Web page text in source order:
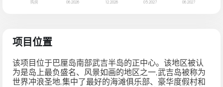
项目位置
该项目位于巴厘岛南部武吉半岛的正中心。该地区被认
为是岛上最负盛名、风景如画的地区之一,武吉岛被称为
世界冲浪圣地,集中了最好的海滩俱乐部、豪华度假村和